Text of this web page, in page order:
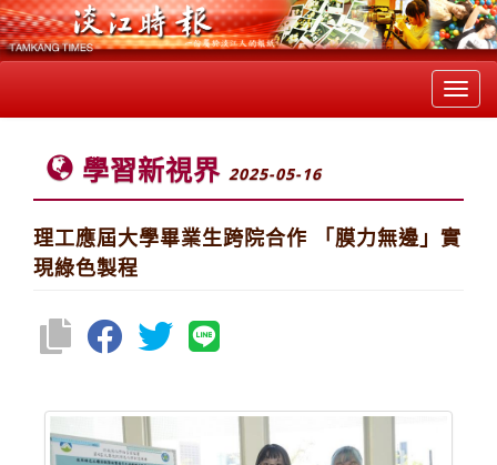
學習新視界 2025-05-16
理工應屆大學畢業生跨院合作 「膜力無邊」實
現綠色製程